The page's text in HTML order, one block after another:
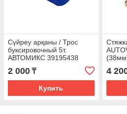
Сүйреу арқаны / Трос
буксировочный 5т.
АВТОМИКС 39195438
2 000 ₸
Купить
4